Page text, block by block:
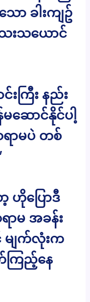
ာ ခါးကျဥ်
းသယောင်
ကြီး နည်း
ဆောင်နိုင်ပါ့
ာမပဲ တစ်
ဟိုပြောဒီ
ာမ အခန်း
မျက်လုံးက
ကြည့်နေ